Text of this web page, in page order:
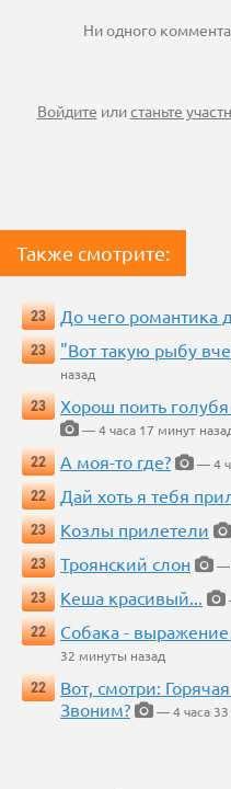
Ни одного
Войдите илистаньте
Также смотрите:
23 До чего романтика
23
"Вот такую рыбу
назад
23
Хорош поить
— 4 часа 17 минут
22
А моя-то где?
— 4
22
Дай хоть я тебя
23
Козлы прилетели
23
Троянский слон
—
23
Кеша красивый...
22
Собака - выражение
32 минуты назад
22
Вот, смотри:
Звоним?
— 4 часа